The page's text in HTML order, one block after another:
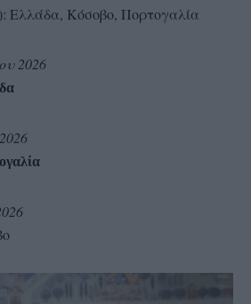
Ελλάδα, Κόσοβο, Πορτογαλία
2026